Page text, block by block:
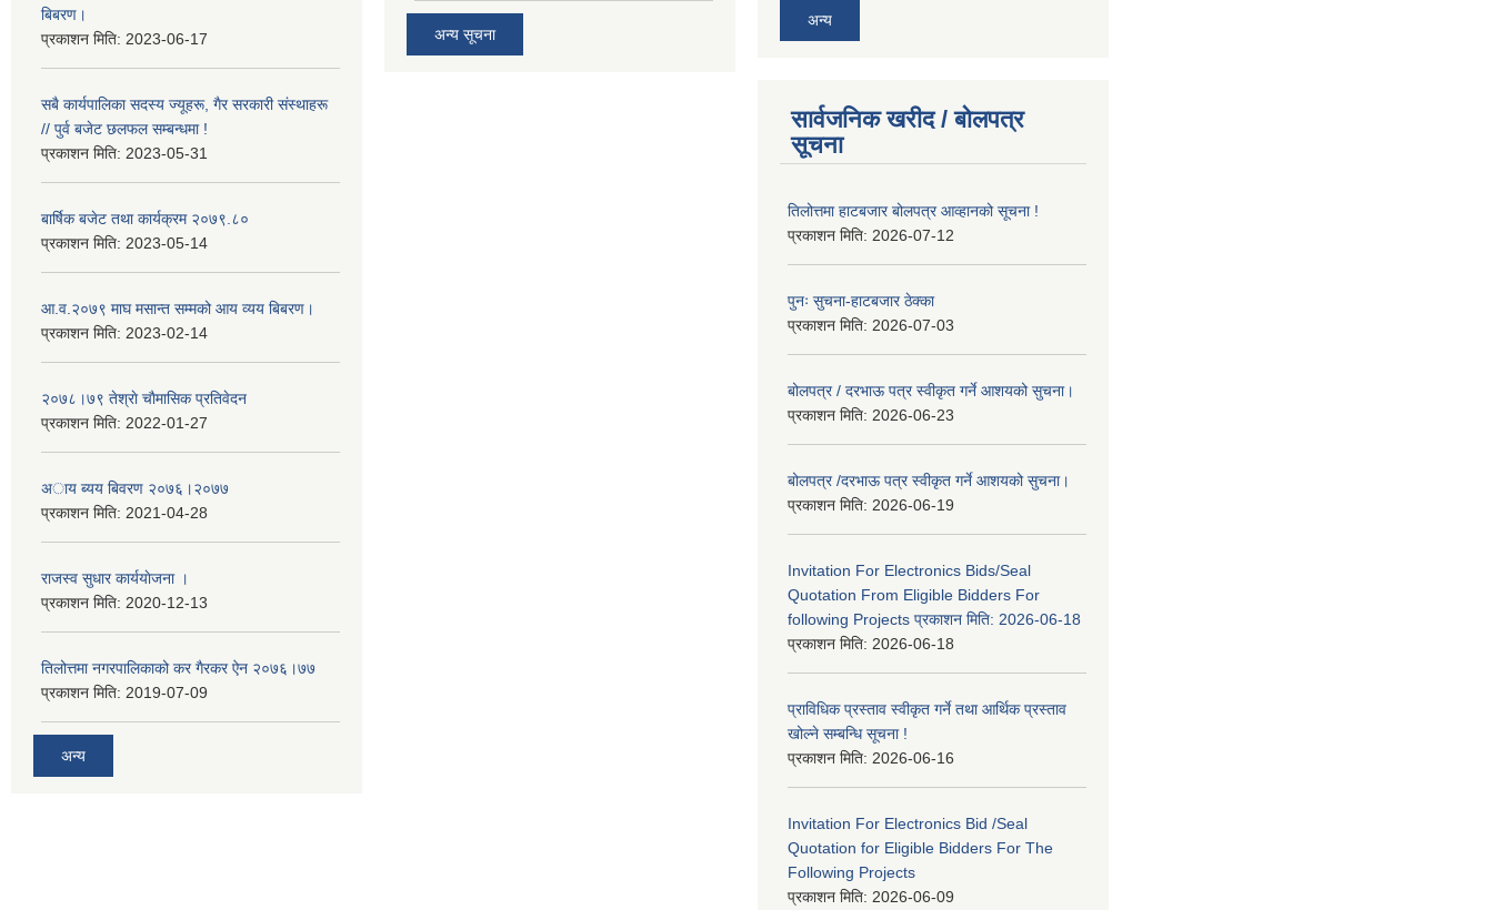
बिबरण।
प्रकाशन मिति: 2023-06-17
सबै कार्यपालिका सदस्य ज्यूहरू, गैर सरकारी संस्थाहरू
// पुर्व बजेट छलफल सम्बन्धमा !
प्रकाशन मिति: 2023-05-31
बार्षिक बजेट तथा कार्यक्रम २०७९.८०
प्रकाशन मिति: 2023-05-14
आ.व.२०७९ माघ मसान्त सम्मको आय व्यय बिबरण।
प्रकाशन मिति: 2023-02-14
२०७८।७९ तेश्राे चाैमासिक प्रतिवेदन
प्रकाशन मिति: 2022-01-27
अाय ब्यय बिवरण २०७६।२०७७
प्रकाशन मिति: 2021-04-28
राजस्व सुधार कार्ययाेजना ।
प्रकाशन मिति: 2020-12-13
तिलोत्तमा नगरपालिकाको कर गैरकर ऐन २०७६।७७
प्रकाशन मिति: 2019-07-09
अन्य
अन्य सूचना
अन्य
सार्वजनिक खरीद / बोलपत्र
सूचना
तिलोत्तमा हाटबजार बोलपत्र आव्हानको सूचना !
प्रकाशन मिति: 2026-07-12
पुनः सुचना-हाटबजार ठेक्का
प्रकाशन मिति: 2026-07-03
बोलपत्र / दरभाऊ पत्र स्वीकृत गर्ने आशयको सुचना।
प्रकाशन मिति: 2026-06-23
बोलपत्र /दरभाऊ पत्र स्वीकृत गर्ने आशयको सुचना।
प्रकाशन मिति: 2026-06-19
Invitation For Electronics Bids/Seal
Quotation From Eligible Bidders For
following Projects प्रकाशन मिति: 2026-06-18
प्रकाशन मिति: 2026-06-18
प्राविधिक प्रस्ताव स्वीकृत गर्ने तथा आर्थिक प्रस्ताव
खोल्ने सम्बन्धि सूचना !
प्रकाशन मिति: 2026-06-16
Invitation For Electronics Bid /Seal
Quotation for Eligible Bidders For The
Following Projects
प्रकाशन मिति: 2026-06-09